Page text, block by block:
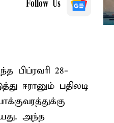
Follow Us
பிப்ரவரி 28-
ஈரானும் பதிலடி
அந்த